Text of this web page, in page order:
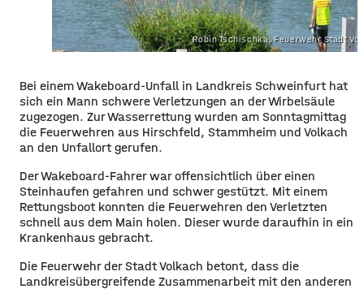
Robin Tschischka, Feuerwehr Stadt
Bei einem Wakeboard-Unfall in Landkreis Schweinfurt hat
sich ein Mann schwere Verletzungen an der Wirbelsäule
zugezogen. Zur Wasserrettung wurden am Sonntagmittag
die Feuerwehren aus Hirschfeld, Stammheim und Volkach
an den Unfallort gerufen.
Der Wakeboard-Fahrer war offensichtlich über einen
Steinhaufen gefahren und schwer gestützt. Mit einem
Rettungsboot konnten die Feuerwehren den Verletzten
schnell aus dem Main holen. Dieser wurde daraufhin in ein
Krankenhaus gebracht.
Die Feuerwehr der Stadt Volkach betont, dass die
Landkreisübergreifende Zusammenarbeit mit den anderen